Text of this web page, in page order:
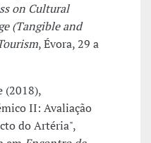
on Cultural
(Tangible and
, Évora, 29 a
(2018),
II: Avaliação
do Artéria",